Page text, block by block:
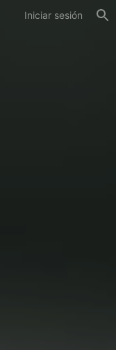
Iniciar sesión